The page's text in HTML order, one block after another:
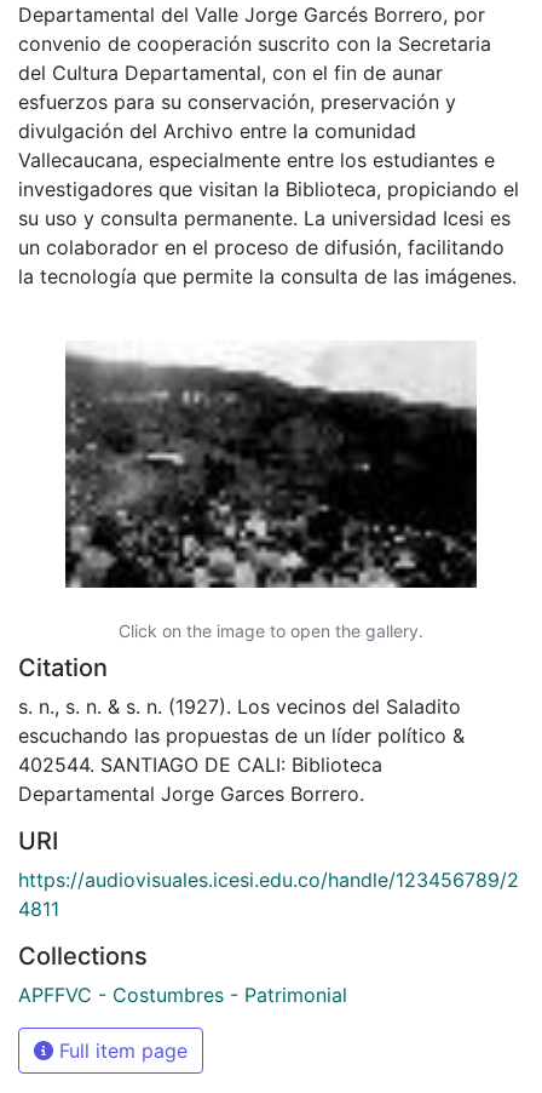
Departamental del Valle Jorge Garcés Borrero, por
convenio de cooperación suscrito con la Secretaria
del Cultura Departamental, con el fin de aunar
esfuerzos para su conservación, preservación y
divulgación del Archivo entre la comunidad
Vallecaucana, especialmente entre los estudiantes e
investigadores que visitan la Biblioteca, propiciando el
su uso y consulta permanente. La universidad Icesi es
un colaborador en el proceso de difusión, facilitando
la tecnología que permite la consulta de las imágenes.
Click on the image to open the gallery.
Citation
s. n., s. n. & s. n. (1927). Los vecinos del Saladito
escuchando las propuestas de un líder político &
402544. SANTIAGO DE CALI: Biblioteca
Departamental Jorge Garces Borrero.
URI
https://audiovisuales.icesi.edu.co/handle/123456789/2
4811
Collections
APFFVC - Costumbres - Patrimonial
Full item page